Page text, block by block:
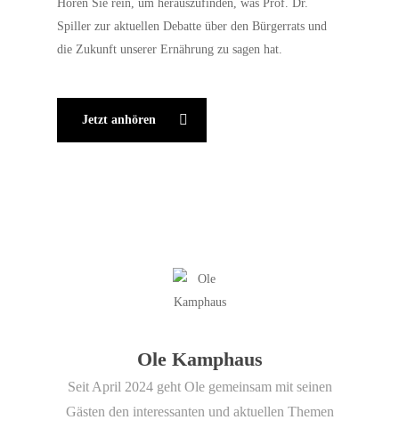
Hören Sie rein, um herauszufinden, was Prof. Dr.
Spiller zur aktuellen Debatte über den Bürgerrats und
die Zukunft unserer Ernährung zu sagen hat.
Jetzt anhören
Ole Kamphaus
Seit April 2024 geht Ole gemeinsam mit seinen
Gästen den interessanten und aktuellen Themen